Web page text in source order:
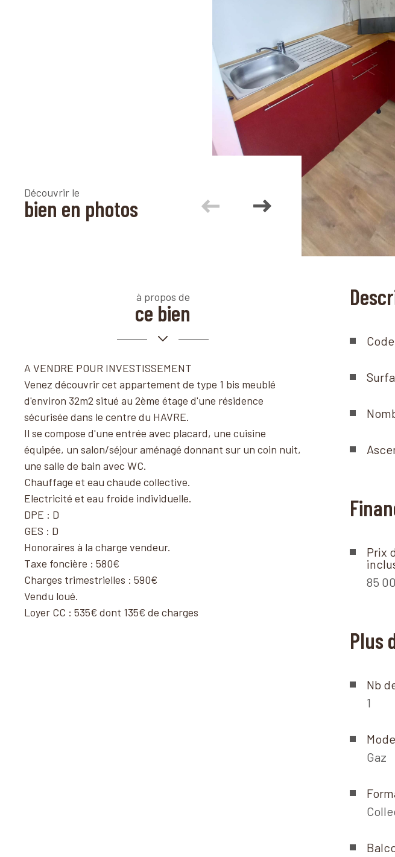
Découvrir le
bien en photos
à propos de
ce bien
A VENDRE POUR INVESTISSEMENT
Venez découvrir cet appartement de type 1 bis meublé
d'environ 32m2 situé au 2ème étage d'une résidence
sécurisée dans le centre du HAVRE.
Il se compose d'une entrée avec placard, une cuisine
équipée, un salon/séjour aménagé donnant sur un coin nuit,
une salle de bain avec WC.
Chauffage et eau chaude collective.
Electricité et eau froide individuelle.
DPE : D
GES : D
Honoraires à la charge vendeur.
Taxe foncière : 580€
Charges trimestrielles : 590€
Vendu loué.
Loyer CC : 535€ dont 135€ de charges
Prix
85
Plus
Nb
1
Gaz